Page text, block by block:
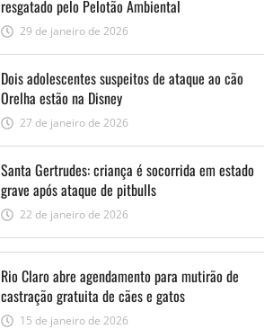
resgatado pelo Pelotão Ambiental
29 de janeiro de 2026
Dois adolescentes suspeitos de ataque ao cão
Orelha estão na Disney
27 de janeiro de 2026
Santa Gertrudes: criança é socorrida em estado
grave após ataque de pitbulls
22 de janeiro de 2026
Rio Claro abre agendamento para mutirão de
castração gratuita de cães e gatos
15 de janeiro de 2026